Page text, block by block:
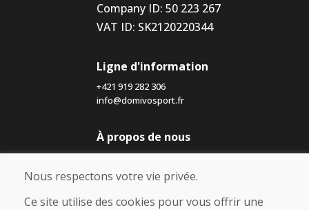
Company ID: 50 223 267
VAT ID: SK2120220344
Ligne d'information
+421 919 282 306
info@domivosport.fr
À propos de nous
Blog
À propos de nous
Boutique
Contact
Nous respectons votre vie privée.
Ce site utilise des cookies pour vous offrir une